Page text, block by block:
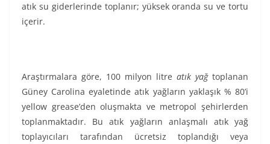
atık su giderlerinde toplanır; yüksek oranda su ve tortu
içerir.
Araştırmalara göre, 100 milyon litre atık yağtoplanan
Güney Carolina eyaletinde atık yağların yaklaşık % 80’i
yellow grease’den oluşmakta ve metropol şehirlerden
toplanmaktadır. Bu atık yağların anlaşmalı atık yağ
toplayıcıları tarafından ücretsiz toplandığı veya